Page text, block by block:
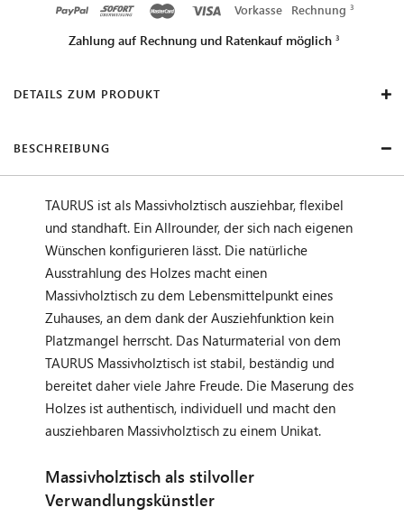
Vorkasse Rechnung
Zahlung auf Rechnung und Ratenkauf möglich
DETAILS ZUM PRODUKT
BESCHREIBUNG
TAURUS ist als Massivholztisch ausziehbar, flexibel
und standhaft. Ein Allrounder, der sich nach eigenen
Wünschen konfigurieren lässt. Die natürliche
Ausstrahlung des Holzes macht einen
Massivholztisch zu dem Lebensmittelpunkt eines
Zuhauses, an dem dank der Ausziehfunktion kein
Platzmangel herrscht. Das Naturmaterial von dem
TAURUS Massivholztisch ist stabil, beständig und
bereitet daher viele Jahre Freude. Die Maserung des
Holzes ist authentisch, individuell und macht den
ausziehbaren Massivholztisch zu einem Unikat.
Massivholztisch als stilvoller
Verwandlungskünstler